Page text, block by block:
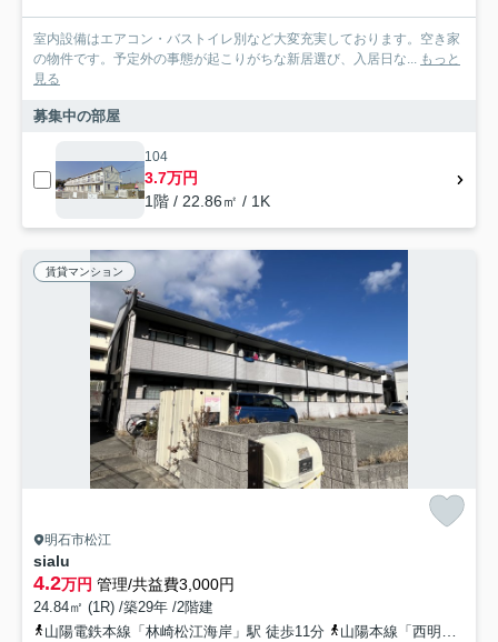
室内設備はエアコン・バストイレ別など大変充実しております。空き家
の物件です。予定外の事態が起こりがちな新居選び、入居日な... もっと
見る
募集中の部屋
104
3.7万円
1階 / 22.86㎡ / 1K
賃貸マンション
明石市松江
sialu
4.2万円 管理/共益費3,000円
24.84㎡ (1R) /築29年 /2階建
山陽電鉄本線「林崎松江海岸」駅 徒歩11分
山陽本線「西明石」駅 徒歩30分